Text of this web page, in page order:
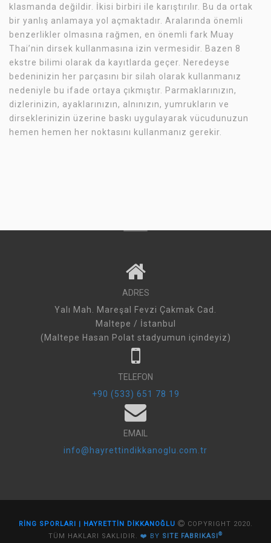
klasmanda değildir. İkisi birbiri ile karıştırılır. Bu da ortak
bir yanlış anlamaya yol açmaktadır. Aralarında önemli
benzerlikler olmasına rağmen, en önemli fark Muay
Thai’nin dirsek kullanmasına izin vermesidir. Bazen 8
ekstre bilimi olarak da kayıtlarda geçer. Neredeyse
bedeninizin her parçasını bir silah olarak kullanmanız
nedeniyle bu ifade ortaya çıkmıştır. Parmaklarınızın,
dizlerinizin, ayaklarınızın, alnınızın, yumrukların ve
dirseklerinizin üzerine baskı uygulayarak vücudunuzun
hemen hemen her noktasını kullanmanız gerekir.
ADRES
Yalı Mah. Mareşal Fevzi Çakmak Cad.
Maltepe / İstanbul
(Maltepe Hasan Polat stadyumun içindeyiz)
TELEFON
+90 (533) 651 78 19
EMAIL
info@hayrettindikkanoglu.com.tr
RİNG SPORLARI | HAYRETTİN DİKKANOĞLU
COPYRIGHT 2020.
TÜM HAKLARI SAKLIDIR. ❤️ BY SITE FABRIKASI®